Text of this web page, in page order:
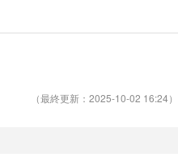
（最終更新：2025-10-02 16:24）